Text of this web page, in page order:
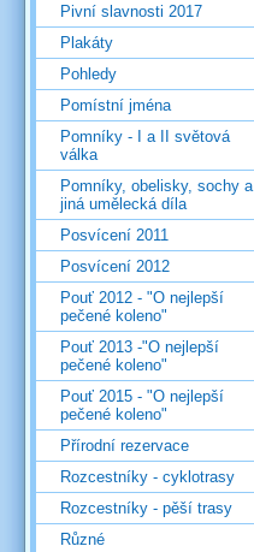
Pivní slavnosti 2017
Plakáty
Pohledy
Pomístní jména
Pomníky - I a II světová
válka
Pomníky, obelisky, sochy a
jiná umělecká díla
Posvícení 2011
Posvícení 2012
Pouť 2012 - "O nejlepší
pečené koleno"
Pouť 2013 -"O nejlepší
pečené koleno"
Pouť 2015 - "O nejlepší
pečené koleno"
Přírodní rezervace
Rozcestníky - cyklotrasy
Rozcestníky - pěší trasy
Různé